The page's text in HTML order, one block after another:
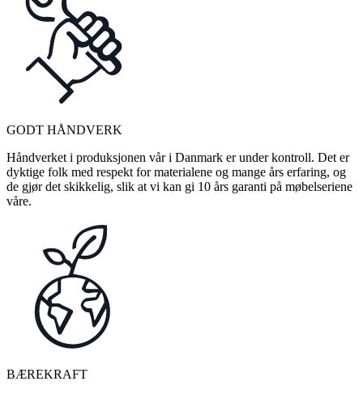
GODT HÅNDVERK
Håndverket i produksjonen vår i Danmark er under kontroll. Det er
dyktige folk med respekt for materialene og mange års erfaring, og
de gjør det skikkelig, slik at vi kan gi 10 års garanti på møbelseriene
våre.
BÆREKRAFT